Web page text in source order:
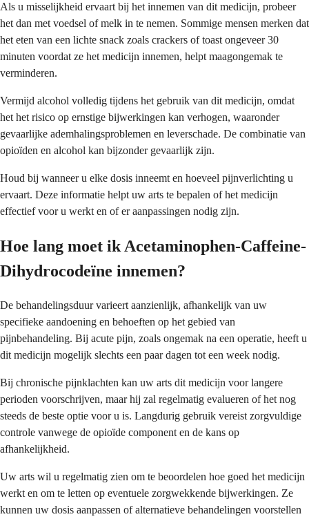
Als u misselijkheid ervaart bij het innemen van dit medicijn, probeer
het dan met voedsel of melk in te nemen. Sommige mensen merken dat
het eten van een lichte snack zoals crackers of toast ongeveer 30
minuten voordat ze het medicijn innemen, helpt maagongemak te
verminderen.
Vermijd alcohol volledig tijdens het gebruik van dit medicijn, omdat
het het risico op ernstige bijwerkingen kan verhogen, waaronder
gevaarlijke ademhalingsproblemen en leverschade. De combinatie van
opioïden en alcohol kan bijzonder gevaarlijk zijn.
Houd bij wanneer u elke dosis inneemt en hoeveel pijnverlichting u
ervaart. Deze informatie helpt uw arts te bepalen of het medicijn
effectief voor u werkt en of er aanpassingen nodig zijn.
Hoe lang moet ik Acetaminophen-Caffeine-
Dihydrocodeïne innemen?
De behandelingsduur varieert aanzienlijk, afhankelijk van uw
specifieke aandoening en behoeften op het gebied van
pijnbehandeling. Bij acute pijn, zoals ongemak na een operatie, heeft u
dit medicijn mogelijk slechts een paar dagen tot een week nodig.
Bij chronische pijnklachten kan uw arts dit medicijn voor langere
perioden voorschrijven, maar hij zal regelmatig evalueren of het nog
steeds de beste optie voor u is. Langdurig gebruik vereist zorgvuldige
controle vanwege de opioïde component en de kans op
afhankelijkheid.
Uw arts wil u regelmatig zien om te beoordelen hoe goed het medicijn
werkt en om te letten op eventuele zorgwekkende bijwerkingen. Ze
kunnen uw dosis aanpassen of alternatieve behandelingen voorstellen